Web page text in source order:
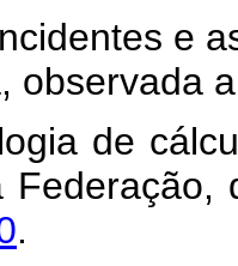
e
observada
de
.